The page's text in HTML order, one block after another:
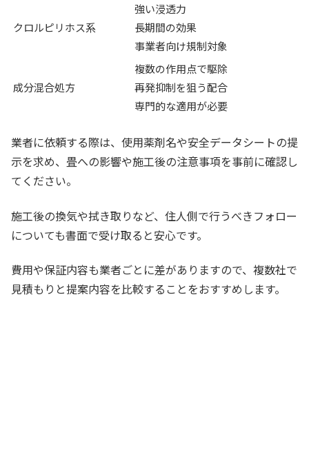
クロルピリホス系
強い浸透力
長期間の効果
事業者向け規制対象
成分混合処方
複数の作用点で駆除
再発抑制を狙う配合
専門的な適用が必要
業者に依頼する際は、使用薬剤名や安全データシートの提
示を求め、畳への影響や施工後の注意事項を事前に確認し
てください。
施工後の換気や拭き取りなど、住人側で行うべきフォロー
についても書面で受け取ると安心です。
費用や保証内容も業者ごとに差がありますので、複数社で
見積もりと提案内容を比較することをおすすめします。